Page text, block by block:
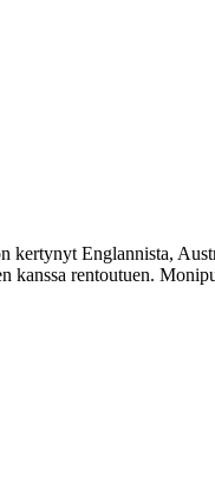
Englannista,
rentoutuen.